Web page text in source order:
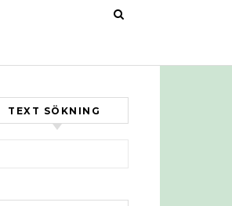
TEXT SÖKNING